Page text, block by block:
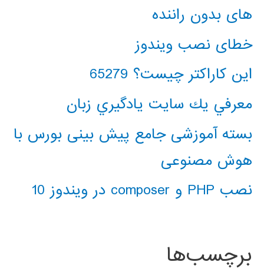
های بدون راننده
خطای نصب ویندوز
این کاراکتر چیست؟ 65279
معرفي يك سايت يادگيري زبان
بسته آموزشی جامع پیش بینی بورس با
هوش مصنوعی
نصب PHP و composer در ویندوز 10
برچسب‌ها